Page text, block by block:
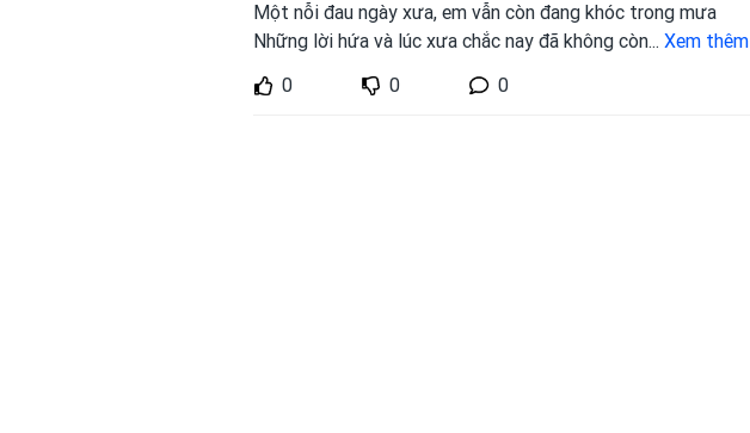
Một nỗi đau ngày xưa, em vẫn còn đang khóc trong mưa
Những lời hứa và lúc xưa chắc nay đã không còn... Xem thêm
0
0 0